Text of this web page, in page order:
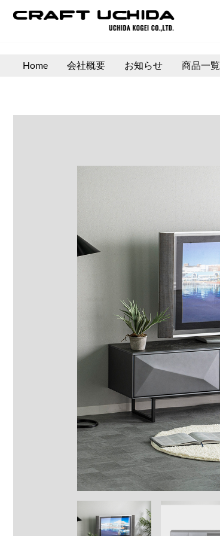
Home 会社概要 お知らせ 商品一覧